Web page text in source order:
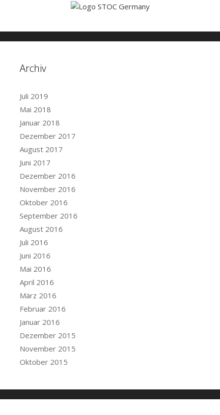
Archiv
Juli 2019
Mai 2018
Januar 2018
Dezember 2017
August 2017
Juni 2017
Dezember 2016
November 2016
Oktober 2016
September 2016
August 2016
Juli 2016
Juni 2016
Mai 2016
April 2016
März 2016
Februar 2016
Januar 2016
Dezember 2015
November 2015
Oktober 2015